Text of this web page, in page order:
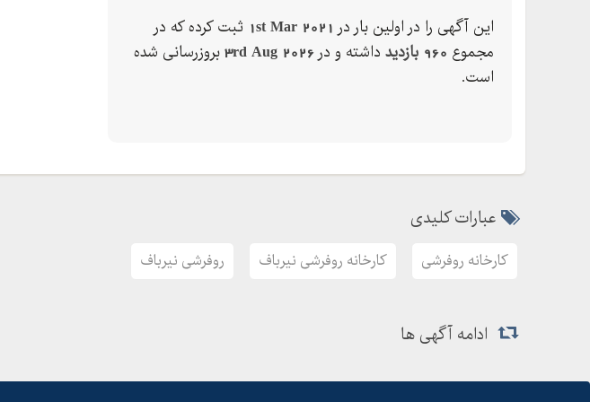
این آگهی را در اولین بار در 1st Mar 2021 ثبت کرده که در
مجموع 960 بازدید داشته و در 3rd Aug 2026 بروزرسانی شده
است.
عبارات کلیدی
کارخانه روفرشی کارخانه روفرشی نیرباف روفرشی نیرباف
ادامه آگهی ها